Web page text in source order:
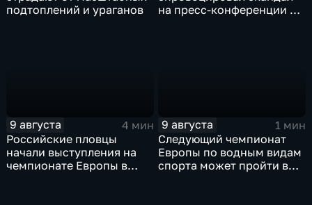
подтоплений и ураганов
на пресс-конференции в
9 августа
4 мин
Российские пловцы
начали выступления на
чемпионате Европы в
9 августа
1 мин
Следующий чемпионат
Европы по водным видам
спорта может пройти в